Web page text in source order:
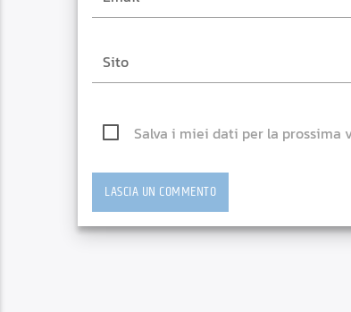
Salva i miei dati per la prossima